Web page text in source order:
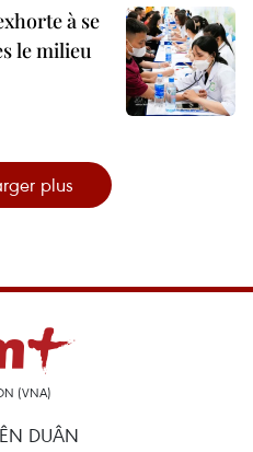
à se
le milieu
plus
(VNA)
DUÂN